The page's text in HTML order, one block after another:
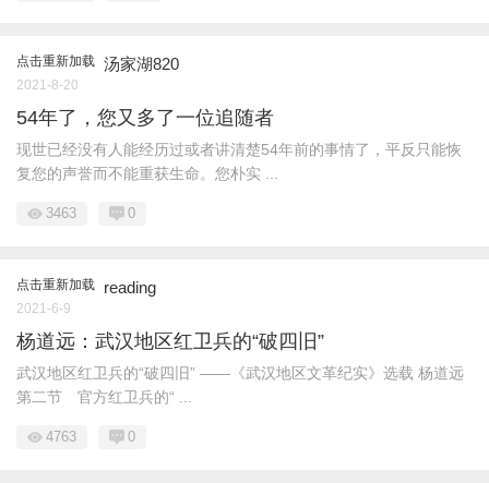
点击重新加载 汤家湖820
2021-8-20
54年了，您又多了一位追随者
现世已经没有人能经历过或者讲清楚54年前的事情了，平反只能恢
复您的声誉而不能重获生命。您朴实 ...
3463 0
点击重新加载 reading
2021-6-9
杨道远：武汉地区红卫兵的“破四旧”
武汉地区红卫兵的“破四旧” ——《武汉地区文革纪实》选载 杨道远
第二节 官方红卫兵的“ ...
4763 0